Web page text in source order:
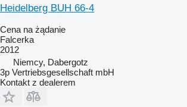
Heidelberg BUH 66-4
Cena na żądanie
Falcerka
2012
Niemcy, Dabergotz
3p Vertriebsgesellschaft mbH
Kontakt z dealerem